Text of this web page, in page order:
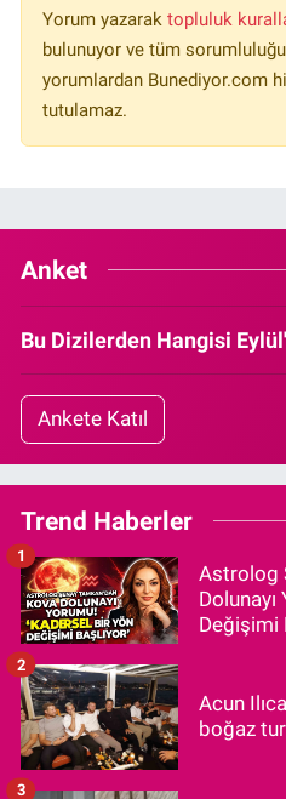
Yorum yazarak topluluk
bulunuyor ve tüm
yorumlardan Bunediyor.com
tutulamaz.
Anket
Bu Dizilerden Hangisi
Ankete Katıl
Trend Haberler
Astrolog
Değişimi
1
Acun
boğaz
2
3